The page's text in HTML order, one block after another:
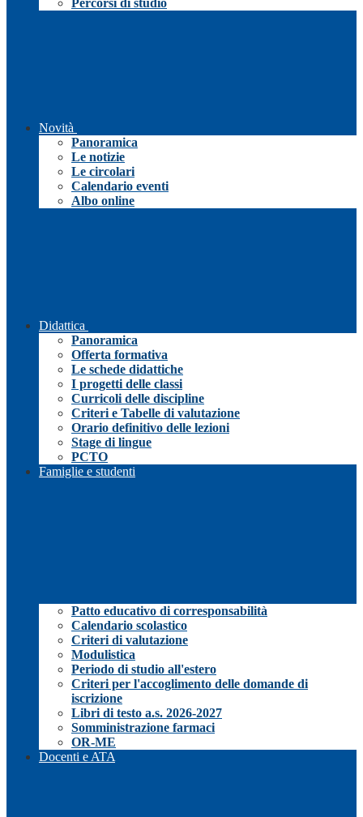
Percorsi di studio
Novità
Panoramica
Le notizie
Le circolari
Calendario eventi
Albo online
Didattica
Panoramica
Offerta formativa
Le schede didattiche
I progetti delle classi
Curricoli delle discipline
Criteri e Tabelle di valutazione
Orario definitivo delle lezioni
Stage di lingue
PCTO
Famiglie e studenti
Patto educativo di corresponsabilità
Calendario scolastico
Criteri di valutazione
Modulistica
Periodo di studio all'estero
Criteri per l'accoglimento delle domande di
iscrizione
Libri di testo a.s. 2026-2027
Somministrazione farmaci
OR-ME
Docenti e ATA